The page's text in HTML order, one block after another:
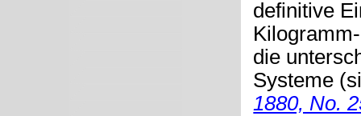
definitive
die
Systeme
1880, No.